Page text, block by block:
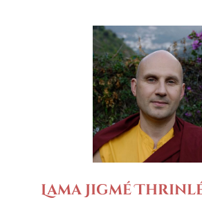
Lama Jigmé